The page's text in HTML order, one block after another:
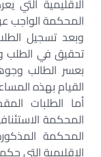
الاقليمية التي
المحكمة الواجب
وبعد تسجيل
تحقيق في الطلب
بعسر الطالب
القيام بهذه
أما الطلبات
المحكمة
المحكمة
الاقليمية التي